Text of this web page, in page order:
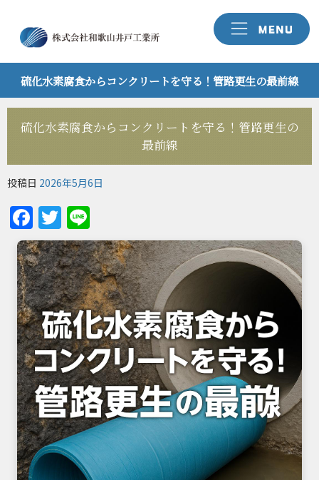
硫化水素腐食からコンクリートを守る！管路更生の最前線
硫化水素腐食からコンクリートを守る！管路更生の
最前線
投稿日 2026年5月6日
Facebook
Twitter